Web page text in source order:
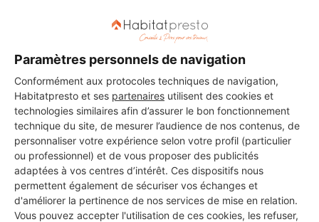
Paramètres personnels de navigation
Conformément aux protocoles techniques de navigation,
Habitatpresto et ses partenaires utilisent des cookies et
technologies similaires afin d’assurer le bon fonctionnement
technique du site, de mesurer l’audience de nos contenus, de
personnaliser votre expérience selon votre profil (particulier
ou professionnel) et de vous proposer des publicités
adaptées à vos centres d’intérêt. Ces dispositifs nous
permettent également de sécuriser vos échanges et
d'améliorer la pertinence de nos services de mise en relation.
Vous pouvez accepter l'utilisation de ces cookies, les refuser,
DEMANDER UN DEVIS